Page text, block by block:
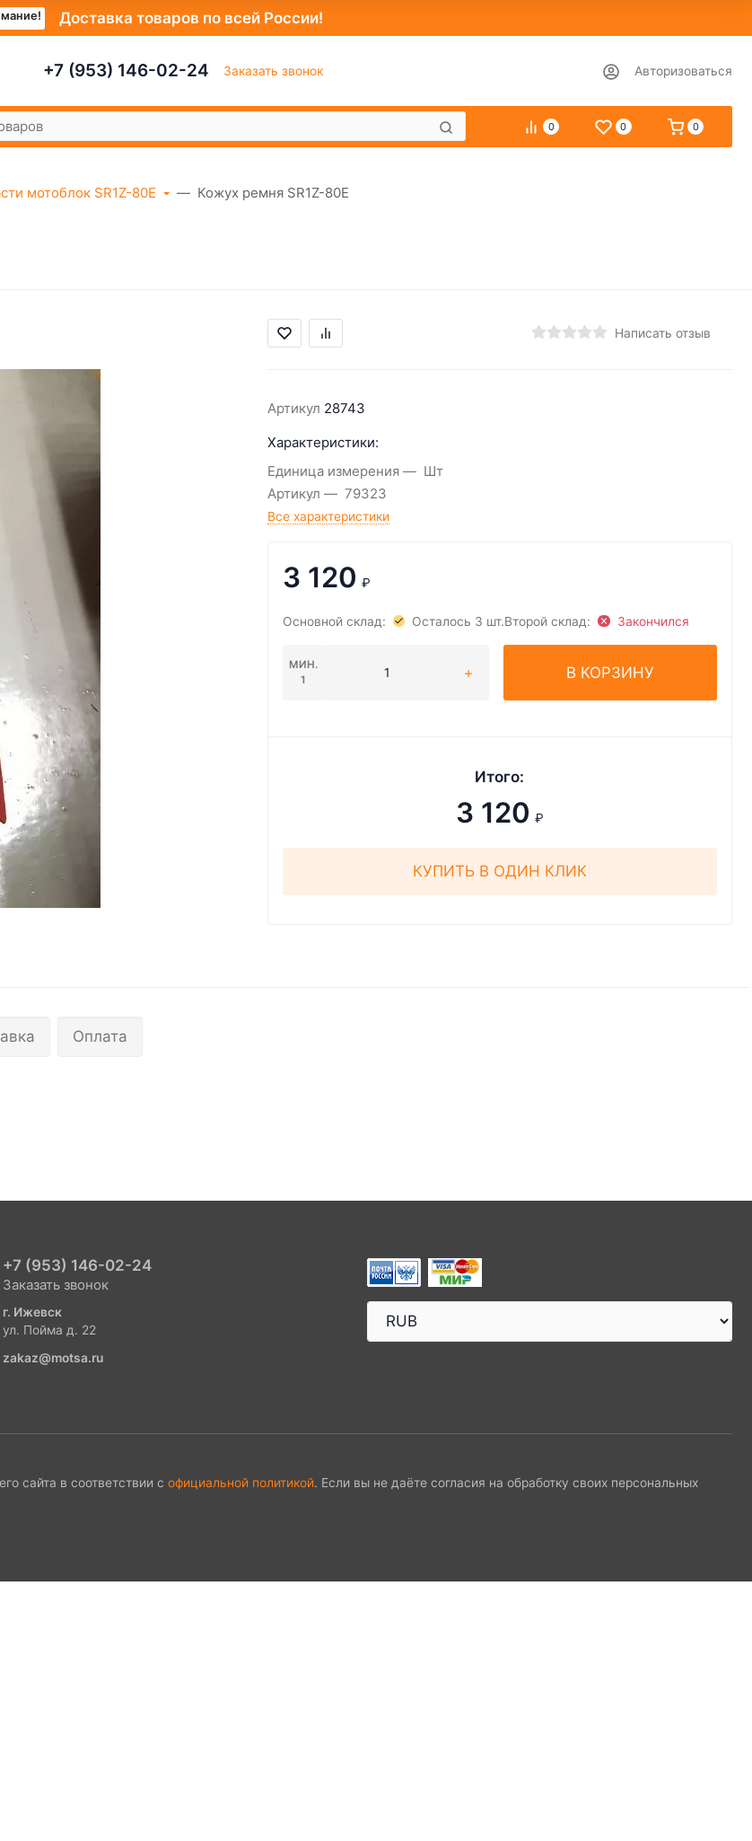
Доставка товаров по всей России!
+7 (953) 146-02-24 Заказать звонок Авторизоваться
0 0 0
мотоблок SR1Z-80E Кожух ремня SR1Z-80Е
Написать отзыв
Артикул 28743
Характеристики:
Единица измерения
Шт
Артикул
79323
Все характеристики
3 120 ₽
Основной склад: Осталось 3 шт.Второй склад: Закончился
МИН.
1
В КОРЗИНУ
Итого:
3 120 ₽
КУПИТЬ В ОДИН КЛИК
Оплата
+7 (953) 146-02-24
Заказать звонок
г. Ижевск
ул. Пойма д. 22
zakaz@motsa.ru
сайта в соответствии с официальной политикой. Если вы не даёте согласия на обработку своих персональных